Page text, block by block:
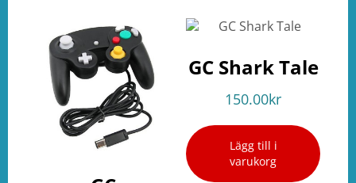
GC Shark Tale
150.00kr
Lägg till i
varukorg